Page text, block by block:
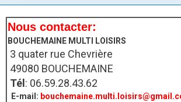
Nous contacter:
BOUCHEMAINE MULTI LOISIRS
3 quater rue Chevrière
49080 BOUCHEMAINE
Tél : 06.59.28.43.62
E-mail: